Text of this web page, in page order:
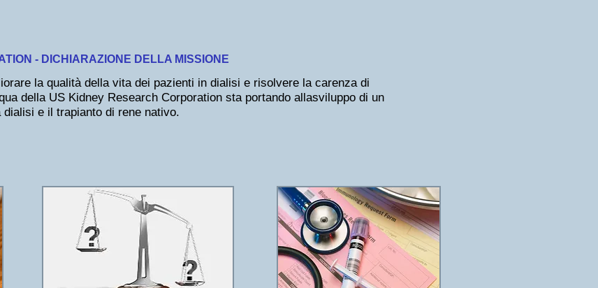
- DICHIARAZIONE DELLA MISSIONE
la qualità della vita dei pazienti in dialisi e risolvere la carenza di
della US Kidney Research Corporation sta portando allasviluppo di un
e il trapianto di rene nativo.